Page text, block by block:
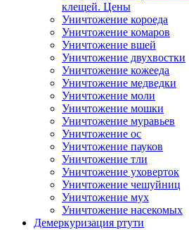
клещей. Цены
Уничтожение короеда
Уничтожение комаров
Уничтожение вшей
Уничтожение двухвостки
Уничтожение кожееда
Уничтожение медведки
Уничтожение моли
Уничтожение мошки
Уничтожение муравьев
Уничтожение ос
Уничтожение пауков
Уничтожение тли
Уничтожение уховерток
Уничтожение чешуйниц
Уничтожение мух
Уничтожение насекомых
Демеркуризация ртути